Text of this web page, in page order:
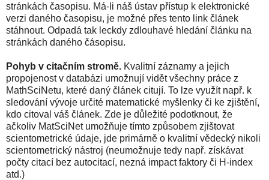
stránkách časopisu. Má-li náš ústav přístup k elektronické
verzi daného časopisu, je možné přes tento link článek
stáhnout. Odpadá tak leckdy zdlouhavé hledání článku na
stránkách daného čásopisu.
Pohyb v citačním stromě. Kvalitní záznamy a jejich
propojenost v databázi umožnují vidět všechny práce z
MathSciNetu, které daný článek citují. To lze využít např. k
sledování vývoje určité matematické myšlenky či ke zjištění,
kdo citoval váš článek. Zde je důležité podotknout, že
ačkoliv MatSciNet umožňuje tímto způsobem zjištovat
scientometrické údaje, jde primárně o kvalitní vědecký nikoli
scientometrický nástroj (neumožnuje tedy např. získávat
počty citací bez autocitací, nezná impact faktory či H-index
atd.)